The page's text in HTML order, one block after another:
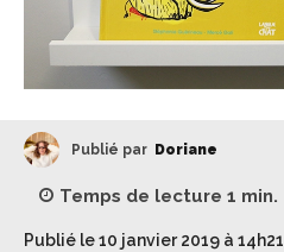
Publié par Doriane
Temps de lecture 1 min.
Publié le 10 janvier 2019 à 14h21